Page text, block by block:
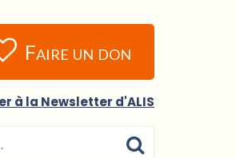
Faire un don
à la Newsletter d'ALIS